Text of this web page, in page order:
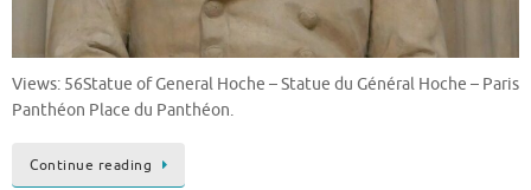
Views: 56Statue of General Hoche – Statue du Général Hoche – Paris
Panthéon Place du Panthéon.
Continue reading